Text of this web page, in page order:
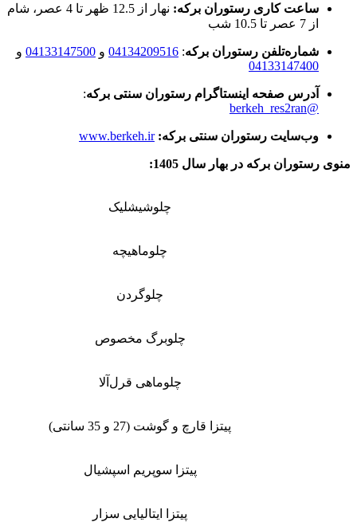
ساعت کاری رستوران برکه:
نهار از 12.5 ظهر تا 4 عصر، شام
از 7 عصر تا 10.5 شب
شماره‌تلفن رستوران برکه:
04134209516 و 04133147500 و
04133147400
آدرس صفحه اینستاگرام رستوران سنتی برکه:
@berkeh_res2ran
وب‌سایت رستوران سنتی برکه: www.berkeh.ir
منوی رستوران برکه در بهار سال 1405:
چلوشیشلیک
چلوماهیچه
چلوگردن
چلوبرگ مخصوص
چلوماهی قرل‌آلا
پیتزا قارچ و گوشت (27 و 35 سانتی)
پیتزا سوپریم اسپشیال
پیتزا ایتالیایی سزار